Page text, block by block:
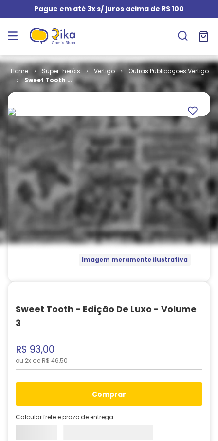
Pague em até 3x s/ juros acima de R$ 100
Super-heróis Vertigo
Outras Publicações Vertigo
Sweet Tooth -
Edição de Luxo
Imagem meramente ilustrativa
Sweet Tooth - Edição De Luxo - Volume
3
R$ 93,00
ou 2x de R$ 46,50
comprar
Calcular frete e prazo de entrega